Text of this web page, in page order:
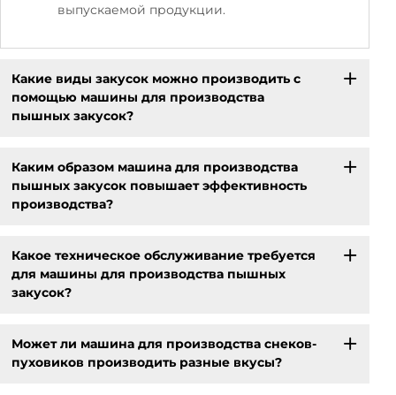
выпускаемой продукции.
Какие виды закусок можно производить с
помощью машины для производства
пышных закусок?
Каким образом машина для производства
пышных закусок повышает эффективность
производства?
Какое техническое обслуживание требуется
для машины для производства пышных
закусок?
Может ли машина для производства снеков-
пуховиков производить разные вкусы?